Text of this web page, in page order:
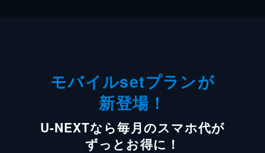
モバイルsetプランが
新登場！
U-NEXTなら毎月のスマホ代が
ずっとお得に！